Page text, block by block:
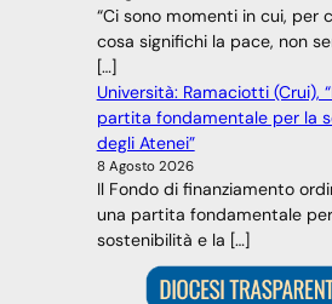
“Ci sono momenti in cui, per
cosa significhi la pace, non
[…]
Università: Ramaciotti (Crui),
partita fondamentale per la
degli Atenei”
8 Agosto 2026
Il Fondo di finanziamento
una partita fondamentale
sostenibilità e la […]